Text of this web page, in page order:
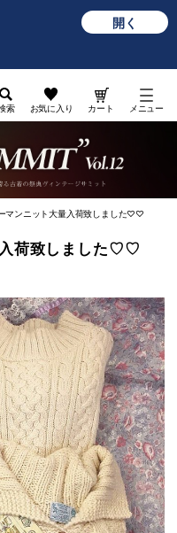
開く
索 お気に入り カート メニュー
マンニット大量入荷致しました♡♡
入荷致しました♡♡